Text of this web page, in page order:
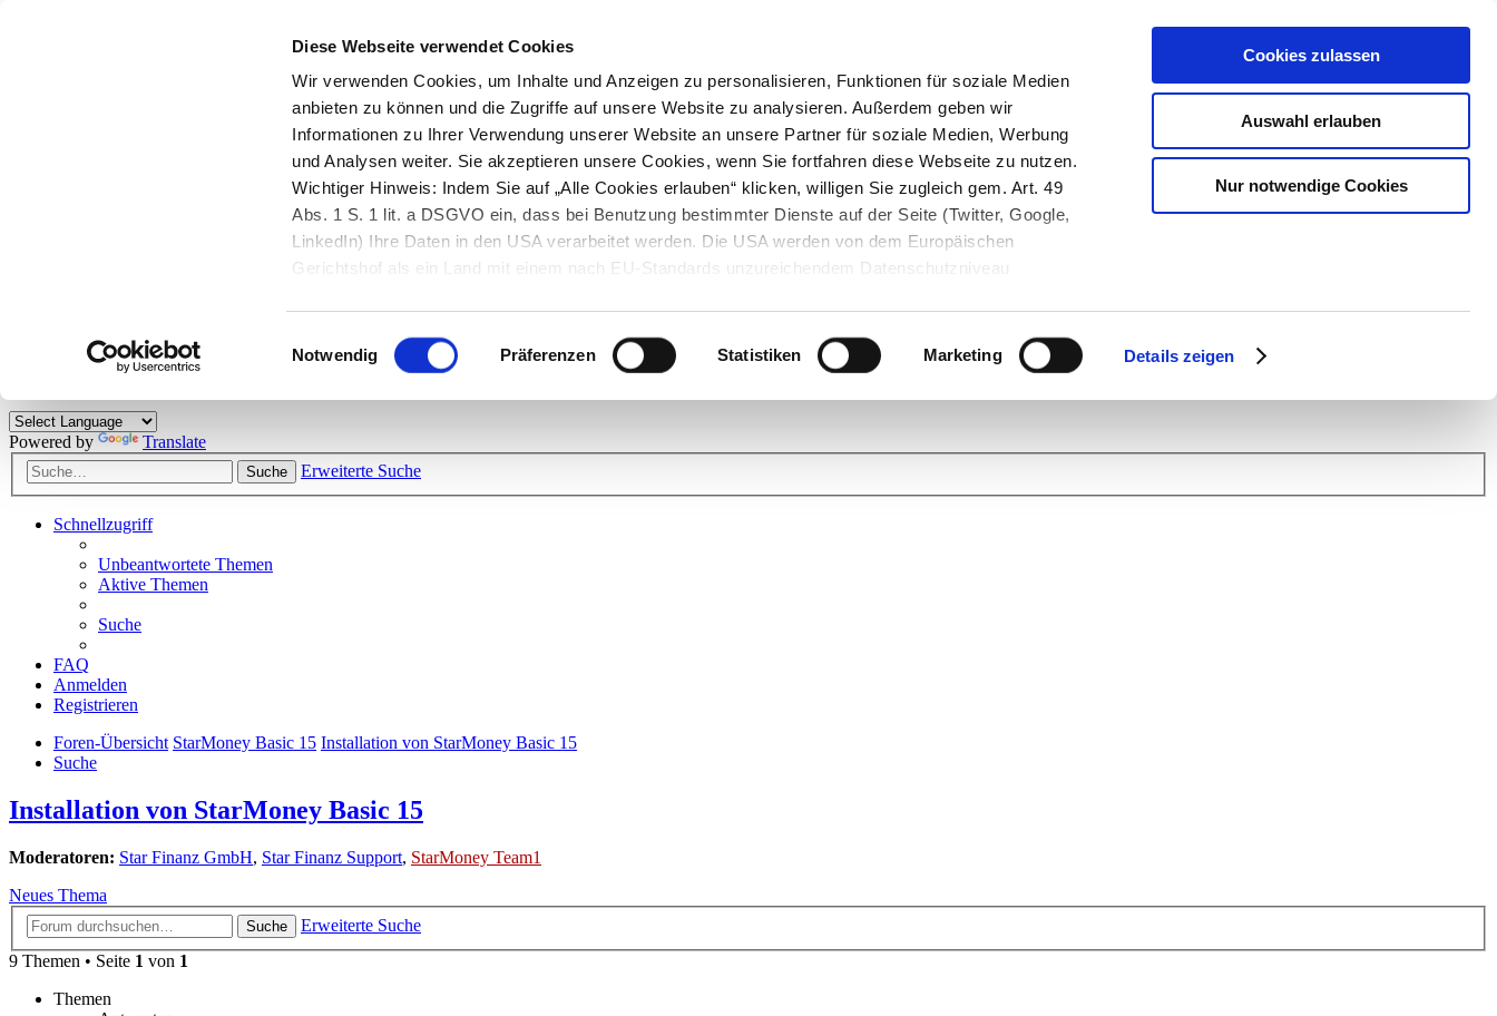
Diese Webseite verwendet Cookies
Wir verwenden Cookies, um Inhalte und Anzeigen zu personalisieren, Funktionen für soziale Medien
anbieten zu können und die Zugriffe auf unsere Website zu analysieren. Außerdem geben wir
Informationen zu Ihrer Verwendung unserer Website an unsere Partner für soziale Medien, Werbung
und Analysen weiter. Sie akzeptieren unsere Cookies, wenn Sie fortfahren diese Webseite zu nutzen.
Wichtiger Hinweis: Indem Sie auf „Alle Cookies erlauben“ klicken, willigen Sie zugleich gem. Art. 49
Abs. 1 S. 1 lit. a DSGVO ein, dass bei Benutzung bestimmter Dienste auf der Seite (Twitter, Google,
LinkedIn) Ihre Daten in den USA verarbeitet werden. Die USA werden von dem Europäischen
Gerichtshof als ein Land mit einem nach EU-Standards unzureichendem Datenschutzniveau
Einwilligungsauswahl
Notwendig Präferenzen Statistiken Marketing Details zeigen
Cookies zulassen
Auswahl erlauben
Nur notwendige Cookies
Herzlich willkommen!
Kunden viele nützliche Hilfestellungen und interessante Tipps und Tricks. Stellen Sie Ihre Fragen und helfen Sie mit Ihrem Wissen anderen weiter.
Powered by Translate
Suche Erweiterte Suche
Schnellzugriff
Unbeantwortete Themen
Aktive Themen
Suche
FAQ
Anmelden
Registrieren
Foren-Übersicht StarMoney Basic 15 Installation von StarMoney Basic 15
Suche
Installation von StarMoney Basic 15
Moderatoren: Star Finanz GmbH, Star Finanz Support, StarMoney Team1
Neues Thema
Suche
Erweiterte Suche
9 Themen • Seite 1 von 1
Themen